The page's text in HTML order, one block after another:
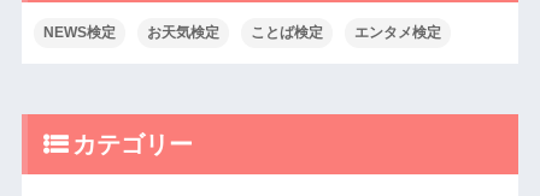
NEWS検定 お天気検定 ことば検定 エンタメ検定
カテゴリー